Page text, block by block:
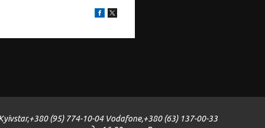
(95) 774-10-04 Vodafone,+380 (63) 137-00-33